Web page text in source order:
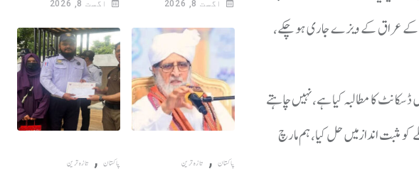
گیا، عراقی ویزے کی مدت میں 60 روز تک توسیع ہو گی، جن کے عراق کے ویزے جاری ہو چکے،
کا مطالبہ کیا ہے، نہیں چاہتے
مثبت اندازمیں حل کیا، ہم مارچ
اگست 8, 2026 اگست 8, 2026
پاکستان , تازہ ترین پاکستان , تازہ ترین